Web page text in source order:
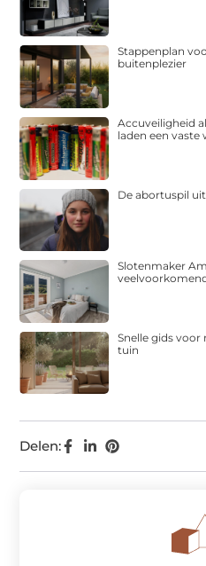
Delen:
Stappenplan
buitenplezier
Accuveiligheid
laden een vaste
De abortuspil
Slotenmaker
Snelle gids voor
tuin